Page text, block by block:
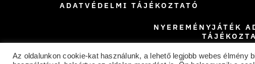
ADATVÉDELMI TÁJÉKOZTATÓ
NYEREMÉNYJÁTÉK
Az oldalunkon cookie-kat használunk, a lehető legjobb webes élmény